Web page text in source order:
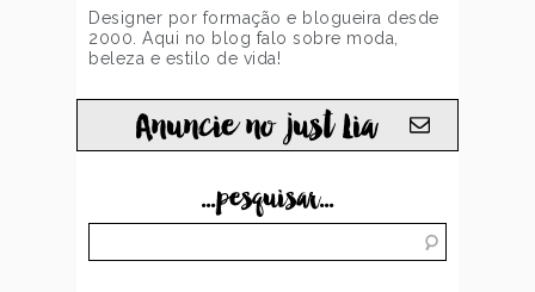
Designer por formação e blogueira desde
2000. Aqui no blog falo sobre moda,
beleza e estilo de vida!
Anuncie no just Lia
...pesquisar...